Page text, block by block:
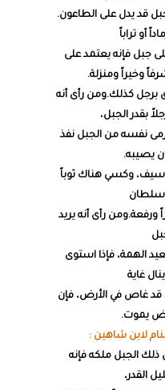
قد يدل على الطاعون.
أو تراباً
جبل فإنه يعتمد على
وخيراً ومنزلة.
برجل كذلك.ومن رأى أنه
بقدر الجبل،
نفسه من الجبل نفذ
يصيبه.
سيف، وكسي هناك ثوباً
سلطان
ورفعة.ومن رأى أنه يريد
الهمة، فإذا استوى
غاية
قد غاص في الأرض، فإن
يموت.
لابن شاهين :
الجبل ملكه فإنه
القدر،